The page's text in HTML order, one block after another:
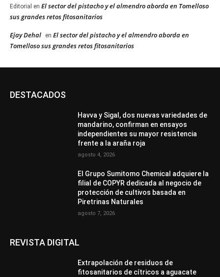
Editorial en El sector del pistacho y el almendro aborda en Tomelloso
sus grandes retos fitosanitarios
Ejay Dehal en El sector del pistacho y el almendro aborda en
Tomelloso sus grandes retos fitosanitarios
DESTACADOS
Havva y Sigal, dos nuevas variedades de
mandarino, confirman en ensayos
independientes su mayor resistencia
frente a la araña roja
agosto 4, 2026
El Grupo Sumitomo Chemical adquiere la
filial de COPYR dedicada al negocio de
protección de cultivos basada en
Piretrinas Naturales
agosto 7, 2026
REVISTA DIGITAL
Extrapolación de residuos de
fitosanitarios de cítricos a aguacate